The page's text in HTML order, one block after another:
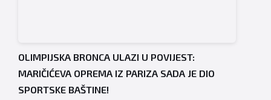
OLIMPIJSKA BRONCA ULAZI U POVIJEST:
MARIČIĆEVA OPREMA IZ PARIZA SADA JE DIO
SPORTSKE BAŠTINE!